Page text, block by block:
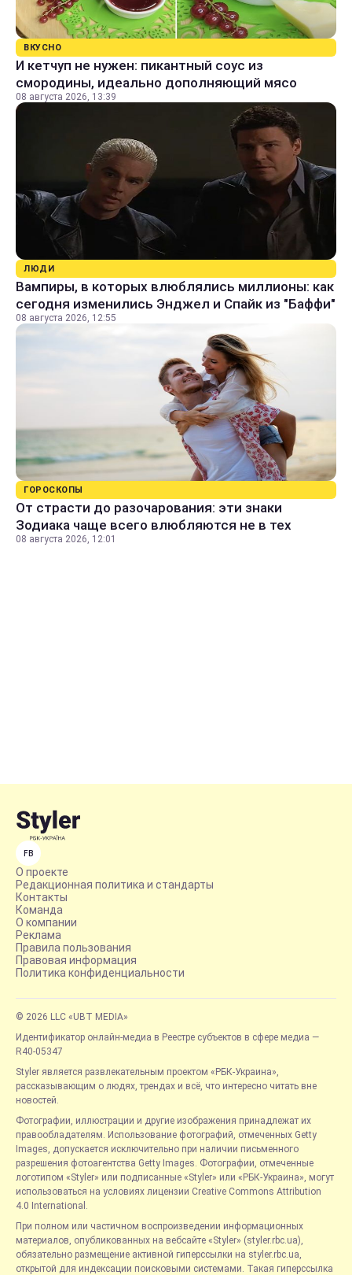
ВКУСНО
И кетчуп не нужен: пикантный соус из
смородины, идеально дополняющий мясо
08 августа 2026, 13:39
ЛЮДИ
Вампиры, в которых влюблялись миллионы: как
сегодня изменились Энджел и Спайк из "Баффи"
08 августа 2026, 12:55
ГОРОСКОПЫ
От страсти до разочарования: эти знаки
Зодиака чаще всего влюбляются не в тех
08 августа 2026, 12:01
FB
О проекте
Редакционная политика и стандарты
Контакты
Команда
О компании
Реклама
Правила пользования
Правовая информация
Политика конфиденциальности
© 2026 LLC «UBT MEDIA»
Идентификатор онлайн-медиа в Реестре субъектов в сфере медиа —
R40-05347
Styler является развлекательным проектом «РБК-Украина»,
рассказывающим о людях, трендах и всё, что интересно читать вне
новостей.
Фотографии, иллюстрации и другие изображения принадлежат их
правообладателям. Использование фотографий, отмеченных Getty
Images, допускается исключительно при наличии письменного
разрешения фотоагентства Getty Images. Фотографии, отмеченные
логотипом «Styler» или подписанные «Styler» или «РБК-Украина», могут
использоваться на условиях лицензии Creative Commons Attribution
4.0 International.
При полном или частичном воспроизведении информационных
материалов, опубликованных на вебсайте «Styler» (styler.rbc.ua),
обязательно размещение активной гиперссылки на styler.rbc.ua,
открытой для индексации поисковыми системами. Такая гиперссылка